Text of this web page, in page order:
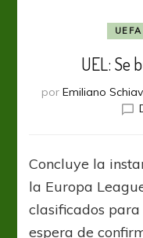
UEL: Se
por Emiliano
Concluye la
la Europa
clasificados
espera de